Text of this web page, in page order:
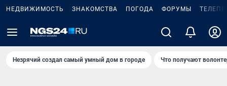
НЕДВИЖИМОСТЬ ЗНАКОМСТВА ПОГОДА ФОРУМЫ
Незрячий создал самый умный дом в городе Что получают